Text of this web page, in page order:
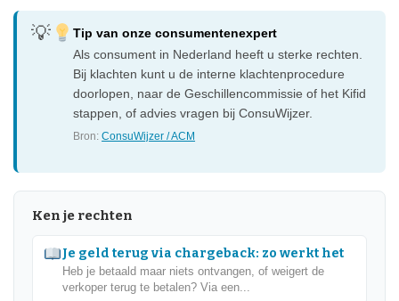
Tip van onze consumentenexpert
Als consument in Nederland heeft u sterke rechten.
Bij klachten kunt u de interne klachtenprocedure
doorlopen, naar de Geschillencommissie of het Kifid
stappen, of advies vragen bij ConsuWijzer.
Bron:ConsuWijzer / ACM
Ken je rechten
Je geld terug via chargeback: zo werkt het
Heb je betaald maar niets ontvangen, of weigert de
verkoper terug te betalen? Via een...